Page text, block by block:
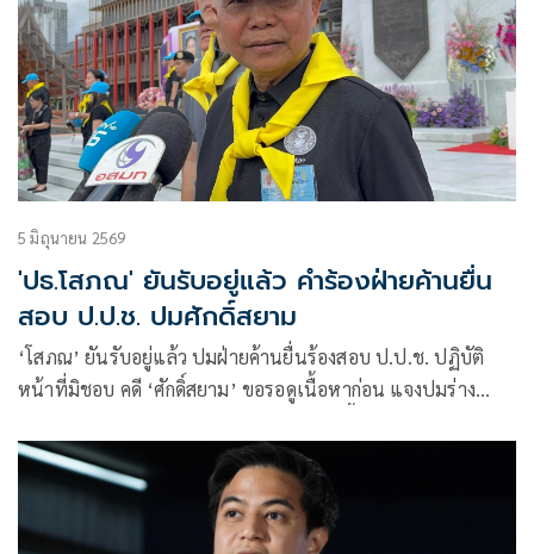
5 มิถุนายน 2569
'ปธ.โสภณ' ยันรับอยู่แล้ว คำร้องฝ่ายค้านยื่น
สอบ ป.ป.ช. ปมศักดิ์สยาม
‘โสภณ’ ยันรับอยู่แล้ว ปมฝ่ายค้านยื่นร้องสอบ ป.ป.ช. ปฏิบัติ
หน้าที่มิชอบ คดี ‘ศักดิ์สยาม’ ขอรอดูเนื้อหาก่อน แจงปมร่าง
บรรจุวาระ